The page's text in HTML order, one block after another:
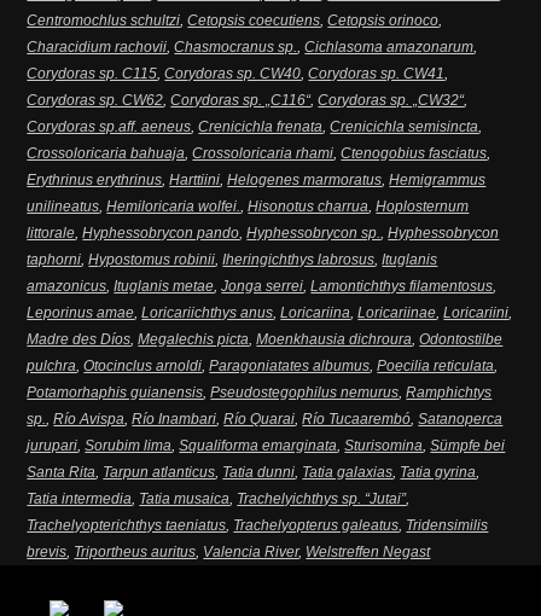
Centromochlus schultzi,Cetopsis coecutiens,Cetopsis orinoco,
Characidium rachovii,Chasmocranus sp.,Cichlasoma amazonarum,
Corydoras sp. C115,Corydoras sp. CW40,Corydoras sp. CW41,
Corydoras sp. CW62,Corydoras sp. „C116“,Corydoras sp. „CW32“,
Corydoras sp.aff. aeneus,Crenicichla frenata,Crenicichla semisincta,
Crossoloricaria bahuaja,Crossoloricaria rhami,Ctenogobius fasciatus,
Erythrinus erythrinus,Harttiini,Helogenes marmoratus,Hemigrammus
unilineatus,Hemiloricaria wolfei.,Hisonotus charrua,Hoplosternum
littorale,Hyphessobrycon pando,Hyphessobrycon sp.,Hyphessobrycon
taphorni,Hypostomus robinii,Iheringichthys labrosus,Ituglanis
amazonicus,Ituglanis metae,Jonga serrei,Lamontichthys filamentosus,
Leporinus amae,Loricariichthys anus,Loricariina,Loricariinae,Loricariini,
Madre des Díos,Megalechis picta,Moenkhausia dichroura,Odontostilbe
pulchra,Otocinclus arnoldi,Paragoniatates albumus,Poecilia reticulata,
Potamorhaphis guianensis,Pseudostegophilus nemurus,Ramphichtys
sp.,Río Avispa,Río Inambari,Río Quarai,Río Tucaarembó,Satanoperca
jurupari,Sorubim lima,Squaliforma emarginata,Sturisomina,Sümpfe bei
Santa Rita, Tarpun atlanticus, Tatia dunni, Tatia galaxias, Tatia gyrina,
Tatia intermedia, Tatia musaica, Trachelyichthys sp. “Jutai”,
Trachelyopterichthys taeniatus, Trachelyopterus galeatus, Tridensimilis
brevis, Triportheus auritus, Valencia River, Welstreffen Negast